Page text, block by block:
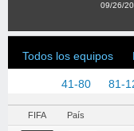
09/26/
Todos los equipos
41-80 81-
FIFA País